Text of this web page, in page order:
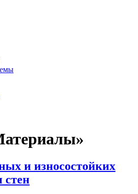
и износостойких
стен